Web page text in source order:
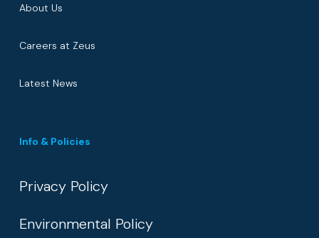
About Us
Careers at Zeus
Latest News
Info & Policies
Privacy Policy
Environmental Policy